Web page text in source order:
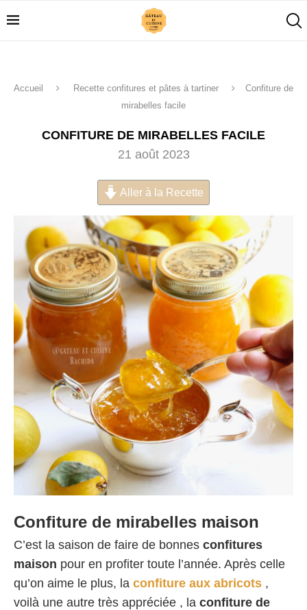
Accueil Recette confitures et pâtes à tartiner
Confiture de
mirabelles facile
CONFITURE DE MIRABELLES FACILE
21 août 2023
Aller à la Recette
Confiture de mirabelles maison
C’est la saison de faire de bonnes confitures
maison pour en profiter toute l’année. Après celle
qu’on aime le plus, la confiture aux abricots ,
voilà une autre très appréciée , la confiture de